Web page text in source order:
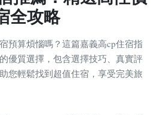
全攻略
預算煩惱嗎？這篇嘉義高cp住宿指
優質選擇，包含選擇技巧、真實評
您輕鬆找到超值住宿，享受完美旅